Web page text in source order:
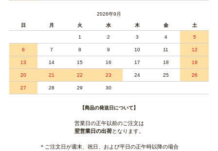
2026年9月
日 月 火 水 木 金 土
1 2 3 4 5
6 7 8 9 10 11 12
13 14 15 16 17 18 19
20 21 22 23 24 25 26
27 28 29 30
【商品の発送日について】
営業日の正午以前のご注文は
翌営業日の出荷となります。
＊ご注文日が週末、祝日、および平日の正午時以降の場合